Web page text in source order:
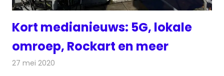
Kort medianieuws: 5G, lokale
omroep, Rockart en meer
27 mei 2020